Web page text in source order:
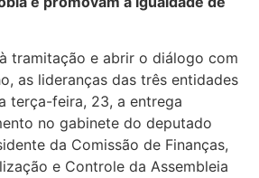
tramitação e abrir o diálogo com
as lideranças das três entidades
terça-feira, 23, a entrega
no gabinete do deputado
da Comissão de Finanças,
e Controle da Assembleia